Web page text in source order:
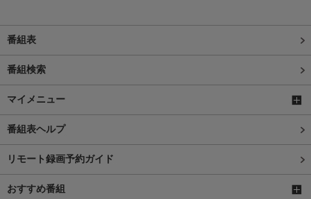
番組表
番組検索
マイメニュー
番組表ヘルプ
リモート録画予約ガイド
おすすめ番組